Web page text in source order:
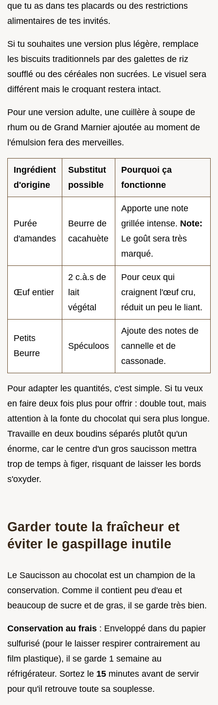
que tu as dans tes placards ou des restrictions
alimentaires de tes invités.
Si tu souhaites une version plus légère, remplace
les biscuits traditionnels par des galettes de riz
soufflé ou des céréales non sucrées. Le visuel sera
différent mais le croquant restera intact.
Pour une version adulte, une cuillère à soupe de
rhum ou de Grand Marnier ajoutée au moment de
l'émulsion fera des merveilles.
Ingrédient
d'origine
Substitut
possible
Pourquoi ça
fonctionne
Purée
d'amandes
Beurre de
cacahuète
Apporte une note
grillée intense. Note:
Le goût sera très
marqué.
Œuf entier
2 c.à.s de
lait
végétal
Pour ceux qui
craignent l'œuf cru,
réduit un peu le liant.
Petits
Beurre
Spéculoos
Ajoute des notes de
cannelle et de
cassonade.
Pour adapter les quantités, c'est simple. Si tu veux
en faire deux fois plus pour offrir : double tout, mais
attention à la fonte du chocolat qui sera plus longue.
Travaille en deux boudins séparés plutôt qu'un
énorme, car le centre d'un gros saucisson mettra
trop de temps à figer, risquant de laisser les bords
s'oxyder.
Garder toute la fraîcheur et
éviter le gaspillage inutile
Le Saucisson au chocolat est un champion de la
conservation. Comme il contient peu d'eau et
beaucoup de sucre et de gras, il se garde très bien.
Conservation au frais : Enveloppé dans du papier
sulfurisé (pour le laisser respirer contrairement au
film plastique), il se garde 1 semaine au
réfrigérateur. Sortez le 15 minutes avant de servir
pour qu'il retrouve toute sa souplesse.